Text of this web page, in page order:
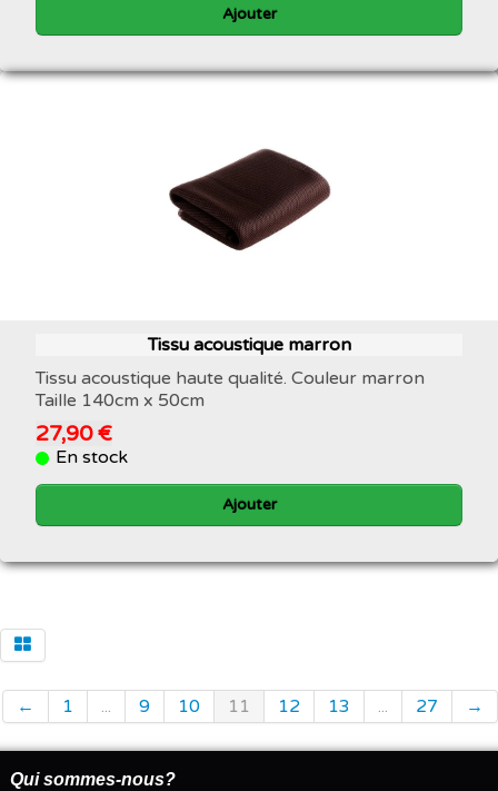
Ajouter
Tissu acoustique marron
Tissu acoustique haute qualité. Couleur marron
Taille 140cm x 50cm
27,90 €
En stock
Ajouter
← 1 ... 9 10 11 12 13 ... 27 →
Qui sommes-nous?